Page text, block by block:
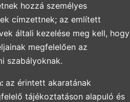
hozzá személyes
címzettnek; az említett
általi kezelése meg kell, hogy
megfelelően az
szabályoknak.
az érintett akaratának
tájékoztatáson alapuló és